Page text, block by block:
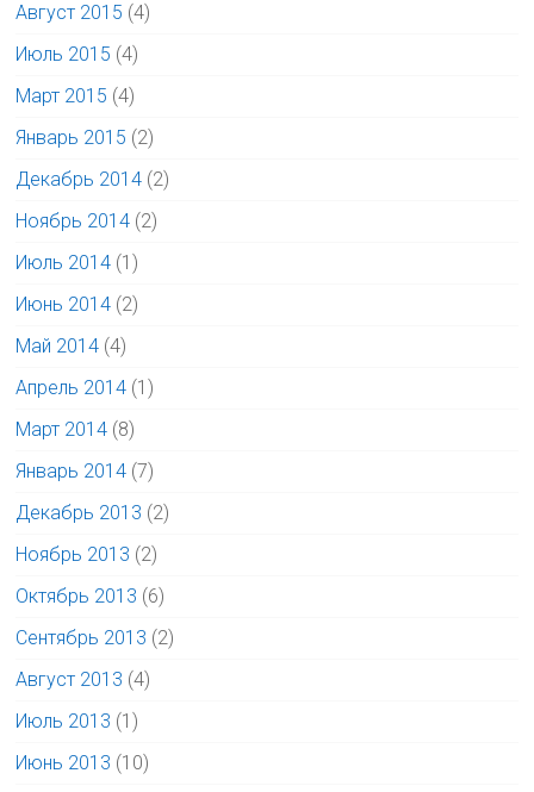
Август 2015 (4)
Июль 2015 (4)
Март 2015 (4)
Январь 2015 (2)
Декабрь 2014 (2)
Ноябрь 2014 (2)
Июль 2014 (1)
Июнь 2014 (2)
Май 2014 (4)
Апрель 2014 (1)
Март 2014 (8)
Январь 2014 (7)
Декабрь 2013 (2)
Ноябрь 2013 (2)
Октябрь 2013 (6)
Сентябрь 2013 (2)
Август 2013 (4)
Июль 2013 (1)
Июнь 2013 (10)